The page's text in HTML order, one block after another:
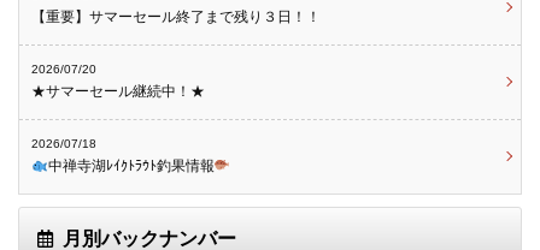
【重要】サマーセール終了まで残り３日！！
2026/07/20
★サマーセール継続中！★
2026/07/18
中禅寺湖ﾚｲｸﾄﾗｳﾄ釣果情報
月別バックナンバー